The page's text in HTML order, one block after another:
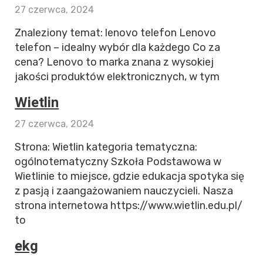
27 czerwca, 2024
Znaleziony temat: lenovo telefon Lenovo
telefon – idealny wybór dla każdego Co za
cena? Lenovo to marka znana z wysokiej
jakości produktów elektronicznych, w tym
Wietlin
27 czerwca, 2024
Strona: Wietlin kategoria tematyczna:
ogólnotematyczny Szkoła Podstawowa w
Wietlinie to miejsce, gdzie edukacja spotyka się
z pasją i zaangażowaniem nauczycieli. Nasza
strona internetowa https://www.wietlin.edu.pl/
to
ekg